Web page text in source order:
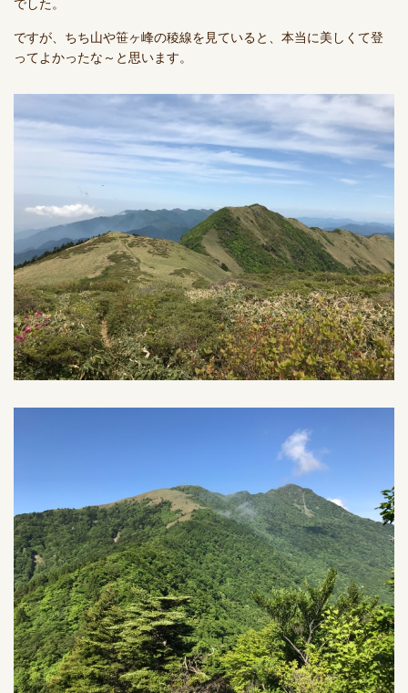
ですが、ちち山や笹ヶ峰の稜線を見ていると、本当に美しくて登
ってよかったな～と思います。